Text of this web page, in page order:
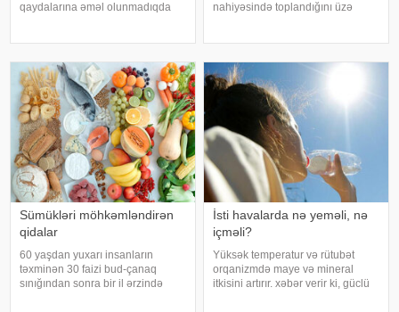
qaydalarına əməl olunmadıqda
sonra duş qəbul etmək, hovuz
kənarınd
nahiyəsində toplandığını üzə
müşahidə edir. Bu isə təkcə esteti
Sümükləri möhkəmləndirən
qidalar
60 yaşdan yuxarı insanların
təxminən 30 faizi bud-çanaq
sınığından sonra bir il ərzində
İsti havalarda nə yeməli, nə
içməli?
Yüksək temperatur və rütubət
orqanizmdə maye və mineral
itkisini artırır. xəbər verir ki, güclü